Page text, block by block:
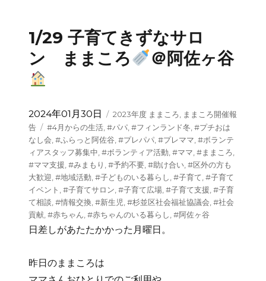
1/29 子育てきずなサロ
ン ままころ
＠阿佐ヶ谷
投
稿
日:
2024年01月30日
カ
テ
ゴ
リ
ー
2023年度 ままころ
ままころ開催報
告
タ
グ
#4月からの生活, #パパ, #フィンランド冬 #プチおは
なし会 #ふらっと阿佐谷 #プレパパ, #プレママ #ボランテ
ィアスタッフ募集中 #ボランティア活動 #ママ #ままころ
#ママ支援 #みまもり #予約不要, #助け合い, #区外の方も
大歓迎 #地域活動 #子どものいる暮らし #子育て #子育て
イベント #子育てサロン #子育て広場, #子育て支援 #子育
て相談 #情報交換 #新生児 #杉並区社会福祉協議会 #社会
貢献, #赤ちゃん #赤ちゃんのいる暮らし #阿佐ヶ谷
日差しがあたたかかった月曜日。
昨日のままころは